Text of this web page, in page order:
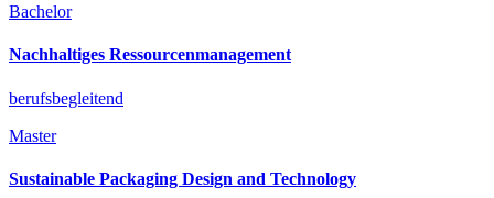
Bachelor
Nachhaltiges Ressourcenmanagement
berufsbegleitend
Master
Sustainable Packaging Design and Technology